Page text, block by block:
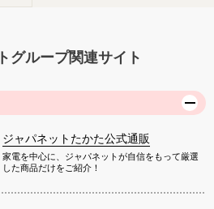
グループ関連サイト
ジャパネットたかた公式通販
家電を中心に、ジャパネットが自信をもって厳選
した商品だけをご紹介！